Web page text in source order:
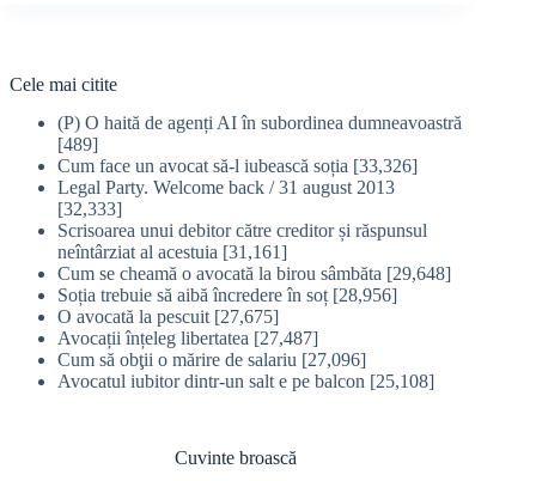
Cele mai citite
(P) O haită de agenți AI în subordinea dumneavoastră
[489]
Cum face un avocat să-l iubească soția [33,326]
Legal Party. Welcome back / 31 august 2013
[32,333]
Scrisoarea unui debitor către creditor și răspunsul
neîntârziat al acestuia [31,161]
Cum se cheamă o avocată la birou sâmbăta [29,648]
Soția trebuie să aibă încredere în soț [28,956]
O avocată la pescuit [27,675]
Avocații înțeleg libertatea [27,487]
Cum să obţii o mărire de salariu [27,096]
Avocatul iubitor dintr-un salt e pe balcon [25,108]
Cuvinte broască